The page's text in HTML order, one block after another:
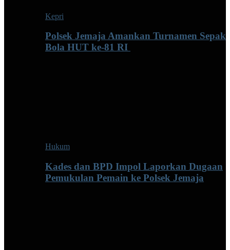
Kepri
Polsek Jemaja Amankan Turnamen Sepak
Bola HUT ke-81 RI ‎
Hukum
Kades dan BPD Impol Laporkan Dugaan
Pemukulan Pemain ke Polsek Jemaja